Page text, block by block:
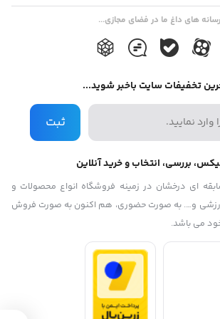
رسانه های داغ ما در فضای مجازی...
تخفیفات سایت باخبر شوید...
ثبت
بررسی، انتخاب و خرید آنلاین
ای درخشان در زمینه فروشگاه انواع محصولات و
و…. به صورت حضوری، هم اکنون به صورت فروش
می باشد.